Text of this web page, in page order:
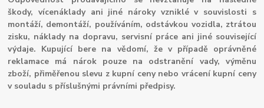
škody, vícenáklady ani jiné nároky vzniklé v souvislosti s
montáží, demontáží, používáním, odstávkou vozidla, ztrátou
zisku, náklady na dopravu, servisní práce ani jiné související
výdaje. Kupující bere na vědomí, že v případě oprávněné
reklamace má nárok pouze na odstranění vady, výměnu
zboží, přiměřenou slevu z kupní ceny nebo vrácení kupní ceny
v souladu s příslušnými právními předpisy.